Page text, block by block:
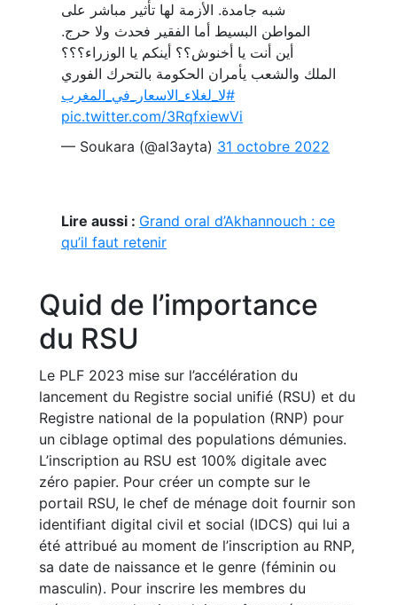
شبه جامدة. الأزمة لها تأثير مباشر على
المواطن البسيط أما الفقير فحدث ولا حرج.
أين أنت يا أخنوش؟؟ أينكم يا الوزراء؟؟؟
الملك والشعب يأمران الحكومة بالتحرك الفوري
#لا_لغلاء_الاسعار_في_المغرب
pic.twitter.com/3RqfxiewVi
— Soukara (@al3ayta) 31 octobre 2022
Lire aussi : Grand oral d’Akhannouch : ce
qu’il faut retenir
Quid de l’importance
du RSU
Le PLF 2023 mise sur l’accélération du
lancement du Registre social unifié (RSU) et du
Registre national de la population (RNP) pour
un ciblage optimal des populations démunies.
L’inscription au RSU est 100% digitale avec
zéro papier. Pour créer un compte sur le
portail RSU, le chef de ménage doit fournir son
identifiant digital civil et social (IDCS) qui lui a
été attribué au moment de l’inscription au RNP,
sa date de naissance et le genre (féminin ou
masculin). Pour inscrire les membres du